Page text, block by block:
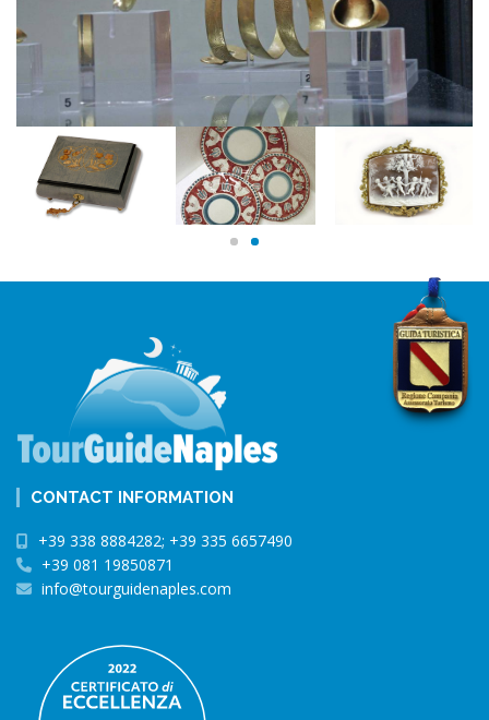
CONTACT INFORMATION
+39 338 8884282; +39 335 6657490
+39 081 19850871
info@tourguidenaples.com